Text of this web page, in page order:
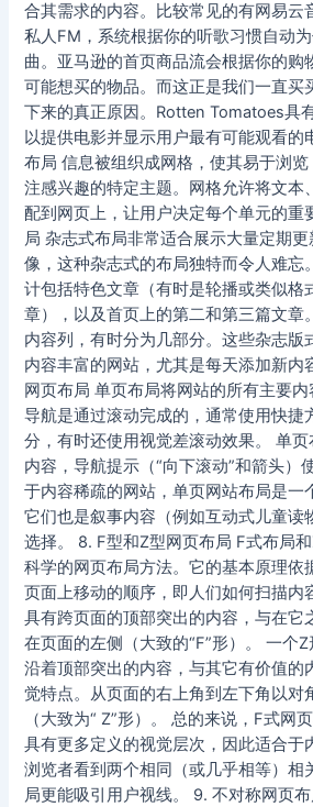
合其需求的内容。比较常见的有网易云
私人FM，系统根据你的听歌习惯自动
曲。亚马逊的首页商品流会根据你的购
可能想买的物品。而这正是我们一直买
下来的真正原因。Rotten Tomatoes具
以提供电影并显示用户最有可能观看的
布局 信息被组织成网格，使其易于浏
注感兴趣的特定主题。网格允许将文本
配到网页上，让用户决定每个单元的重
局 杂志式布局非常适合展示大量定期
像，这种杂志式的布局独特而令人难忘
计包括特色文章（有时是轮播或类似格
章），以及首页上的第二和第三篇文章
内容列，有时分为几部分。这些杂志版
内容丰富的网站，尤其是每天添加新内
网页布局 单页布局将网站的所有主要内
导航是通过滚动完成的，通常使用快捷
分，有时还使用视觉差滚动效果。 单
内容，导航提示（“向下滚动”和箭头）
于内容稀疏的网站，单页网站布局是一
它们也是叙事内容（例如互动式儿童读
选择。 8. F型和Z型网页布局 F式布局
科学的网页布局方法。它的基本原理依
页面上移动的顺序，即人们如何扫描内
具有跨页面的顶部突出的内容，与在它
在页面的左侧（大致的“F”形）。 一个
沿着顶部突出的内容，与其它有价值的
觉特点。从页面的右上角到左下角以对
（大致为“ Z”形）。 总的来说，F式网
具有更多定义的视觉层次，因此适合于
浏览者看到两个相同（或几乎相等）相
局更能吸引用户视线。 9. 不对称网页